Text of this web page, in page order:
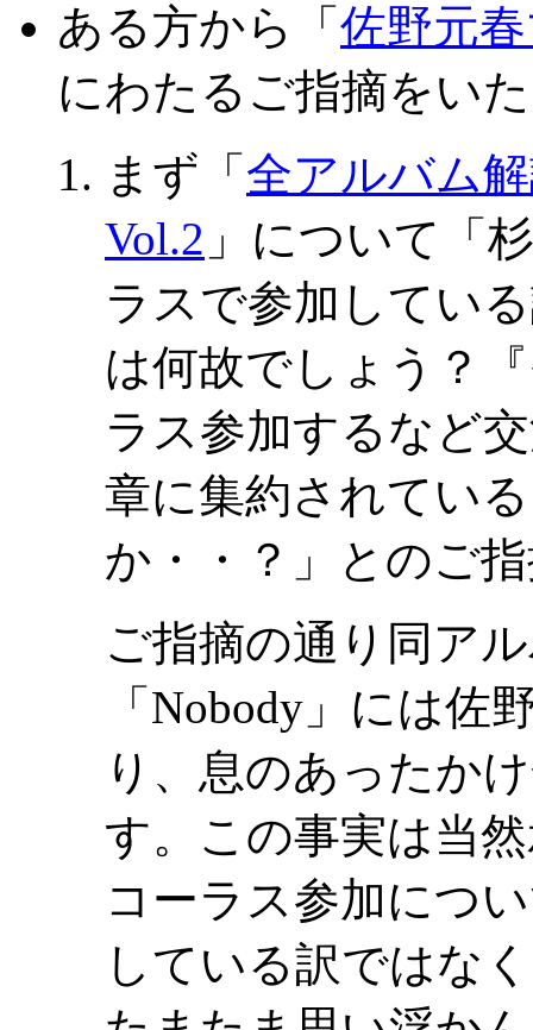
ある方から「 佐野元
にわたるご指摘をい
まず「 全アルバム
Vol.2 」について「
ラスで参加してい
は何故でしょう？
ラス参加するなど
章に集約されてい
か・・？」とのご
ご指摘の通り同ア
「Nobody」には佐
り、息のあったか
す。この事実は当
コーラス参加につ
している訳ではな